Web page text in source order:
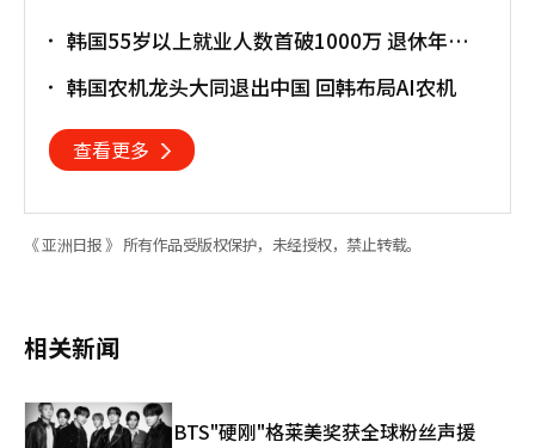
韩国55岁以上就业人数首破1000万 退休年龄
韩国农机龙头大同退出中国 回韩布局AI农机
查看更多
《 亚洲日报 》 所有作品受版权保护，未经授权，禁止转载。
相关新闻
BTS"硬刚"格莱美奖获全球粉丝声援